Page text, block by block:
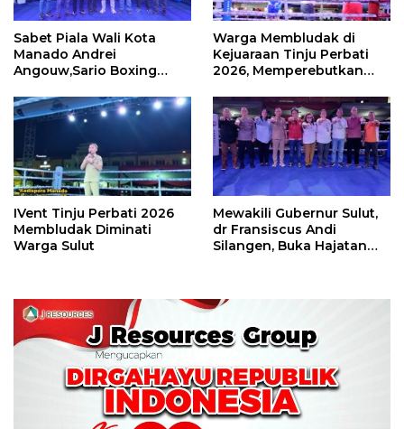
Sabet Piala Wali Kota
Manado Andrei
Angouw,Sario Boxing
Perbati 2026
Warga Membludak di
Kejuaraan Tinju Perbati
2026, Memperebutkan
IVent Tinju Perbati 2026
Membludak Diminati
Warga Sulut
Mewakili Gubernur Sulut,
dr Fransiscus Andi
Silangen, Buka Hajatan